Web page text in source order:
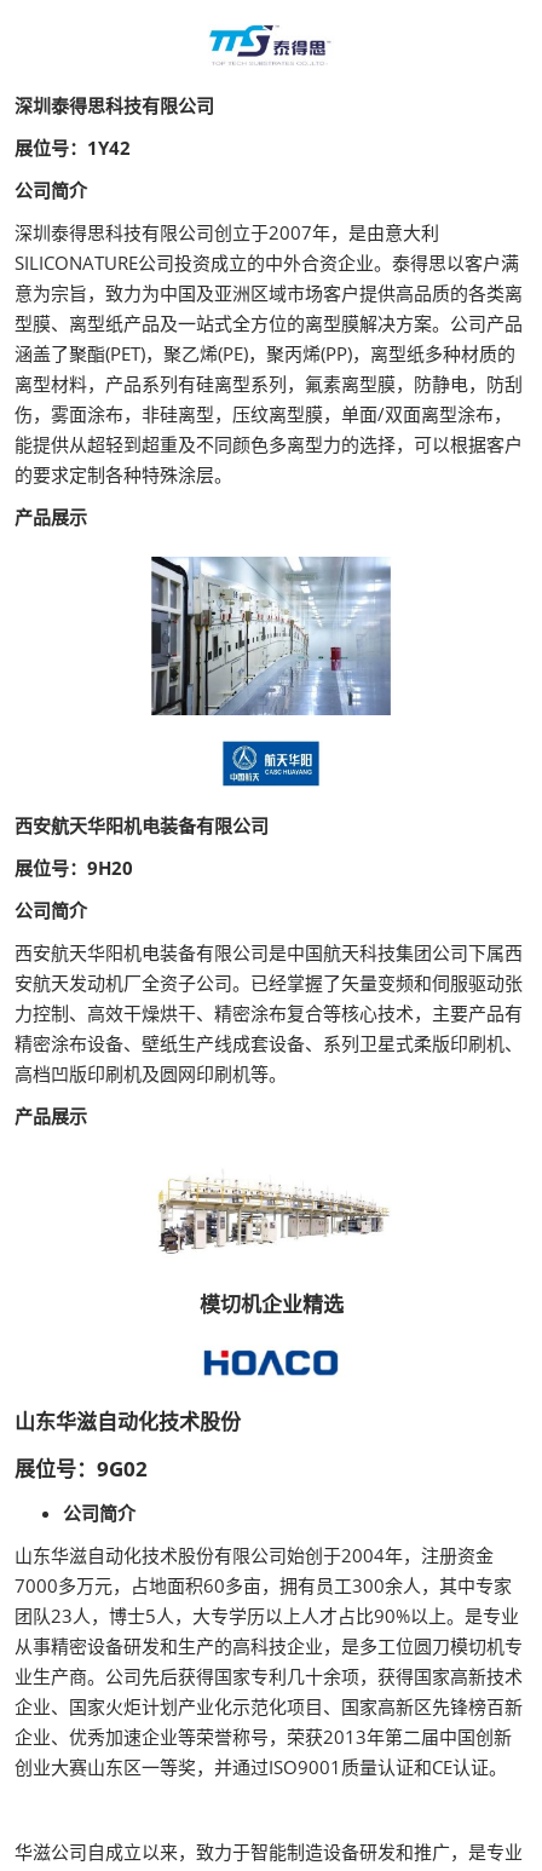
深圳泰得思科技有限公司
展位号：1Y42
公司简介
深圳泰得思科技有限公司创立于2007年，是由意大利
SILICONATURE公司投资成立的中外合资企业。泰得思以客户满
意为宗旨，致力为中国及亚洲区域市场客户提供高品质的各类离
型膜、离型纸产品及一站式全方位的离型膜解决方案。公司产品
涵盖了聚酯(PET)，聚乙烯(PE)，聚丙烯(PP)，离型纸多种材质的
离型材料，产品系列有硅离型系列，氟素离型膜，防静电，防刮
伤，雾面涂布，非硅离型，压纹离型膜，单面/双面离型涂布，
能提供从超轻到超重及不同颜色多离型力的选择，可以根据客户
的要求定制各种特殊涂层。
产品展示
西安航天华阳机电装备有限公司
展位号：9H20
公司简介
西安航天华阳机电装备有限公司是中国航天科技集团公司下属西
安航天发动机厂全资子公司。已经掌握了矢量变频和伺服驱动张
力控制、高效干燥烘干、精密涂布复合等核心技术，主要产品有
精密涂布设备、壁纸生产线成套设备、系列卫星式柔版印刷机、
高档凹版印刷机及圆网印刷机等。
产品展示
模切机企业精选
山东华滋自动化技术股份
展位号：9G02
公司简介
山东华滋自动化技术股份有限公司始创于2004年，注册资金
7000多万元，占地面积60多亩，拥有员工300余人，其中专家
团队23人，博士5人，大专学历以上人才占比90%以上。是专业
从事精密设备研发和生产的高科技企业，是多工位圆刀模切机专
业生产商。公司先后获得国家专利几十余项，获得国家高新技术
企业、国家火炬计划产业化示范化项目、国家高新区先锋榜百新
企业、优秀加速企业等荣誉称号，荣获2013年第二届中国创新
创业大赛山东区一等奖，并通过ISO9001质量认证和CE认证。
华滋公司自成立以来，致力于智能制造设备研发和推广，是专业